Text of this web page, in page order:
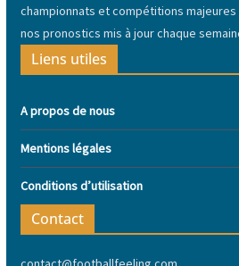
championnats et compétitions
nos pronostics mis à jour chaque
Liens utiles
A propos de nous
Mentions légales
Conditions d’utilisation
Contact